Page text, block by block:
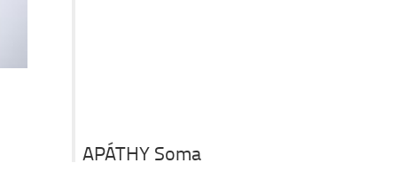
APÁTHY Soma